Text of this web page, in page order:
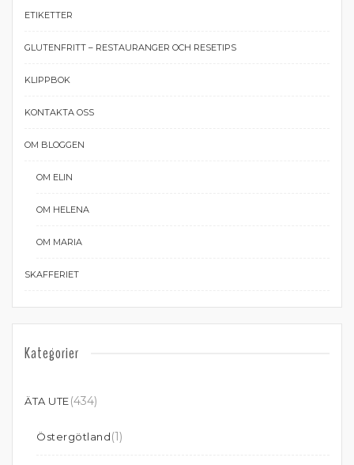
ETIKETTER
GLUTENFRITT – RESTAURANGER OCH RESETIPS
KLIPPBOK
KONTAKTA OSS
OM BLOGGEN
OM ELIN
OM HELENA
OM MARIA
SKAFFERIET
Kategorier
ÄTA UTE(434)
Östergötland(1)